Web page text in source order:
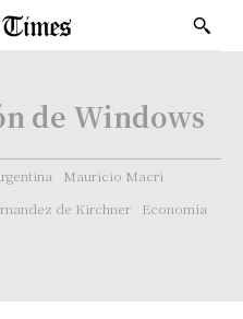
de Windows
Mauricio Macri
de Kirchner
Economía